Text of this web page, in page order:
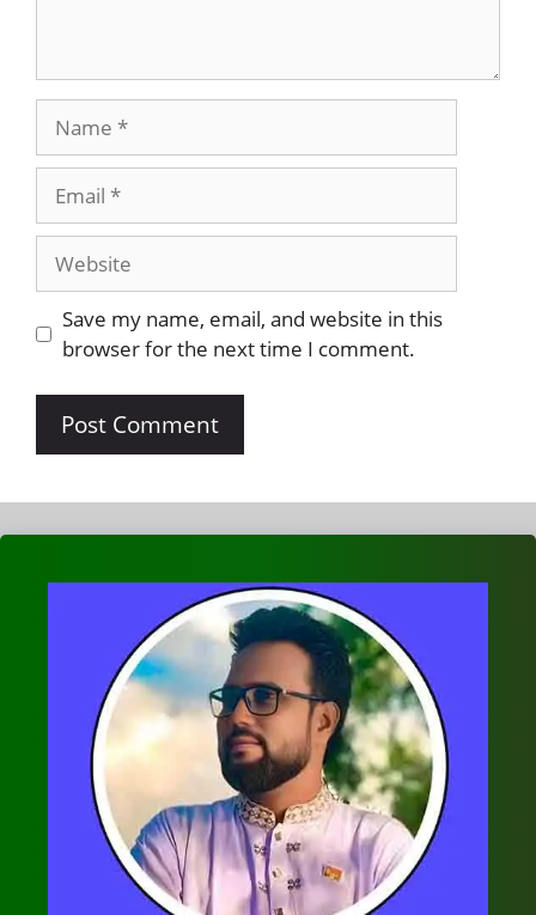
Save my name, email, and website in this
browser for the next time I comment.